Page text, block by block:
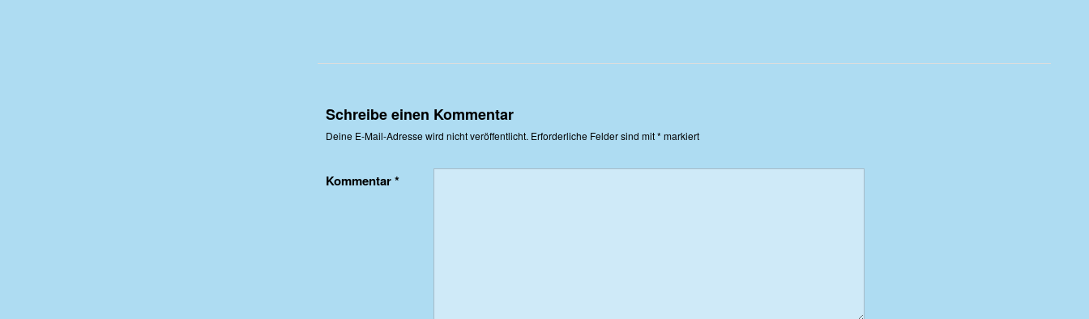
Schreibe einen Kommentar
Deine E-Mail-Adresse wird nicht veröffentlicht. Erforderliche Felder sind mit* markiert
Kommentar*